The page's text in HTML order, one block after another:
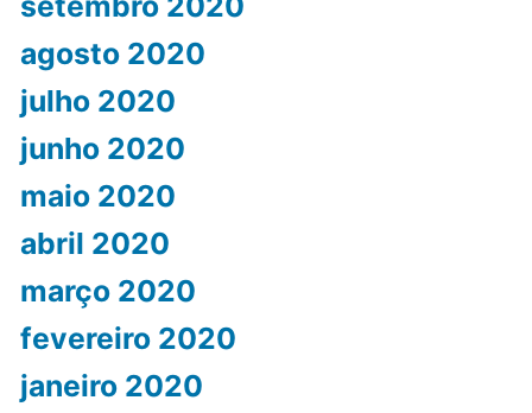
agosto 2020
julho 2020
junho 2020
maio 2020
abril 2020
março 2020
fevereiro 2020
janeiro 2020